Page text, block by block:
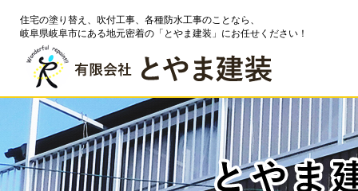
住宅の塗り替え、吹付工事、各種防水工事のことなら、
岐阜県岐阜市にある地元密着の「とやま建装」にお任せください！